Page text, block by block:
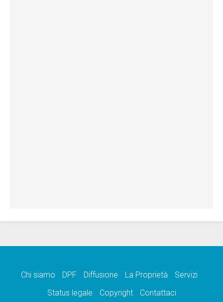
Chi siamo DPF Diffusione La Proprietà
Servizi
Status legale
Copyright Contattaci